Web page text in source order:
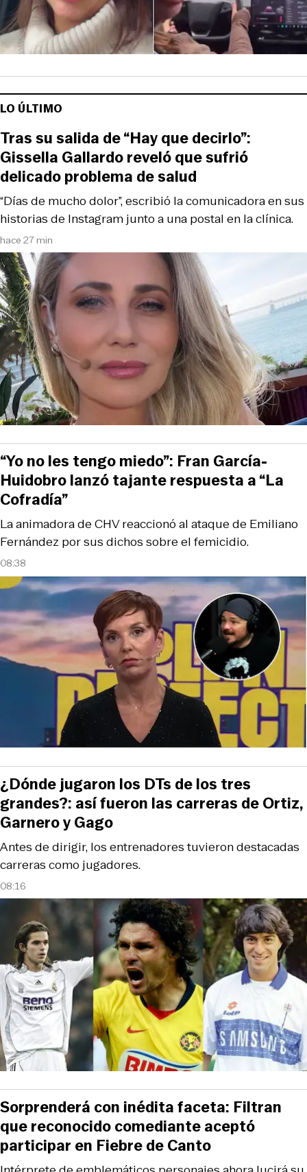
LO ÚLTIMO
hace 27 min
“Días de mucho dolor”, escribió la comunicadora en sus
historias de Instagram junto a una postal en la clínica.
Tras su salida de “Hay que decirlo”:
Gissella Gallardo reveló que sufrió
delicado problema de salud
08:38
La animadora de CHV reaccionó al ataque de Emiliano
Fernández por sus dichos sobre el femicidio.
“Yo no les tengo miedo”: Fran García-
Huidobro lanzó tajante respuesta a “La
Cofradía”
08:16
Antes de dirigir, los entrenadores tuvieron destacadas
carreras como jugadores.
¿Dónde jugaron los DTs de los tres
grandes?: así fueron las carreras de Ortiz,
Garnero y Gago
Sorprenderá con inédita faceta: Filtran
que reconocido comediante aceptó
participar en Fiebre de Canto